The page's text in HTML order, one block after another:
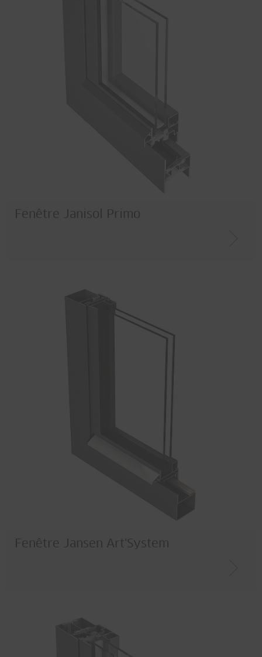
Fenêtre Janisol Primo
Fenêtre Jansen Art'System